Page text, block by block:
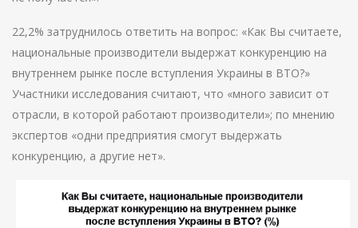
22,2% затруднилось ответить на вопрос: «Как Вы считаете,
национальные производители выдержат конкуренцию на
внутреннем рынке после вступления Украины в ВТО?»
Участники исследования считают, что «много зависит от
отрасли, в которой работают производители»; по мнению
экспертов «одни предприятия смогут выдержать
конкуренцию, а другие нет».